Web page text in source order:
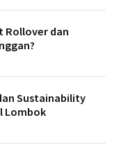
Rollover dan
Sustainability
Lombok